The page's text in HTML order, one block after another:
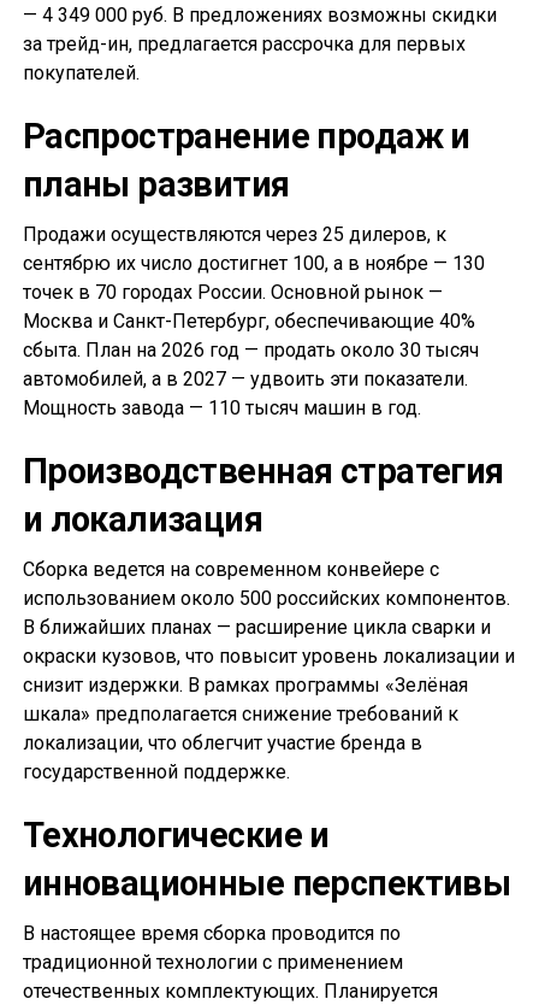
— 4 349 000 руб. В предложениях возможны скидки
за трейд-ин, предлагается рассрочка для первых
покупателей.
Распространение продаж и
планы развития
Продажи осуществляются через 25 дилеров, к
сентябрю их число достигнет 100, а в ноябре — 130
точек в 70 городах России. Основной рынок —
Москва и Санкт-Петербург, обеспечивающие 40%
сбыта. План на 2026 год — продать около 30 тысяч
автомобилей, а в 2027 — удвоить эти показатели.
Мощность завода — 110 тысяч машин в год.
Производственная стратегия
и локализация
Сборка ведется на современном конвейере с
использованием около 500 российских компонентов.
В ближайших планах — расширение цикла сварки и
окраски кузовов, что повысит уровень локализации и
снизит издержки. В рамках программы «Зелёная
шкала» предполагается снижение требований к
локализации, что облегчит участие бренда в
государственной поддержке.
Технологические и
инновационные перспективы
В настоящее время сборка проводится по
традиционной технологии с применением
отечественных комплектующих. Планируется